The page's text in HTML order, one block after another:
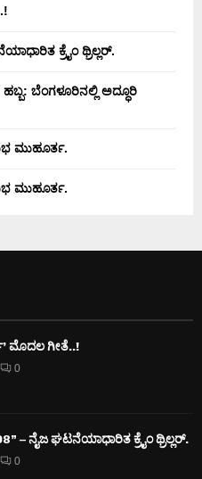
ಕ್ರೈಂ ಥ್ರಿಲ್ಲರ್.
ಹಬ್ಬ: ಬೆಂಗಳೂರಿನಲ್ಲಿ ಅದ್ಧೂರಿ
ಮುಹೂರ್ತ.
ಮುಹೂರ್ತ.
ಮೊದಲ‌ ಗೀತೆ..!
0
– ನೈಜ ಘಟನೆಯಾಧಾರಿತ ಕ್ರೈಂ ಥ್ರಿಲ್ಲರ್.
0